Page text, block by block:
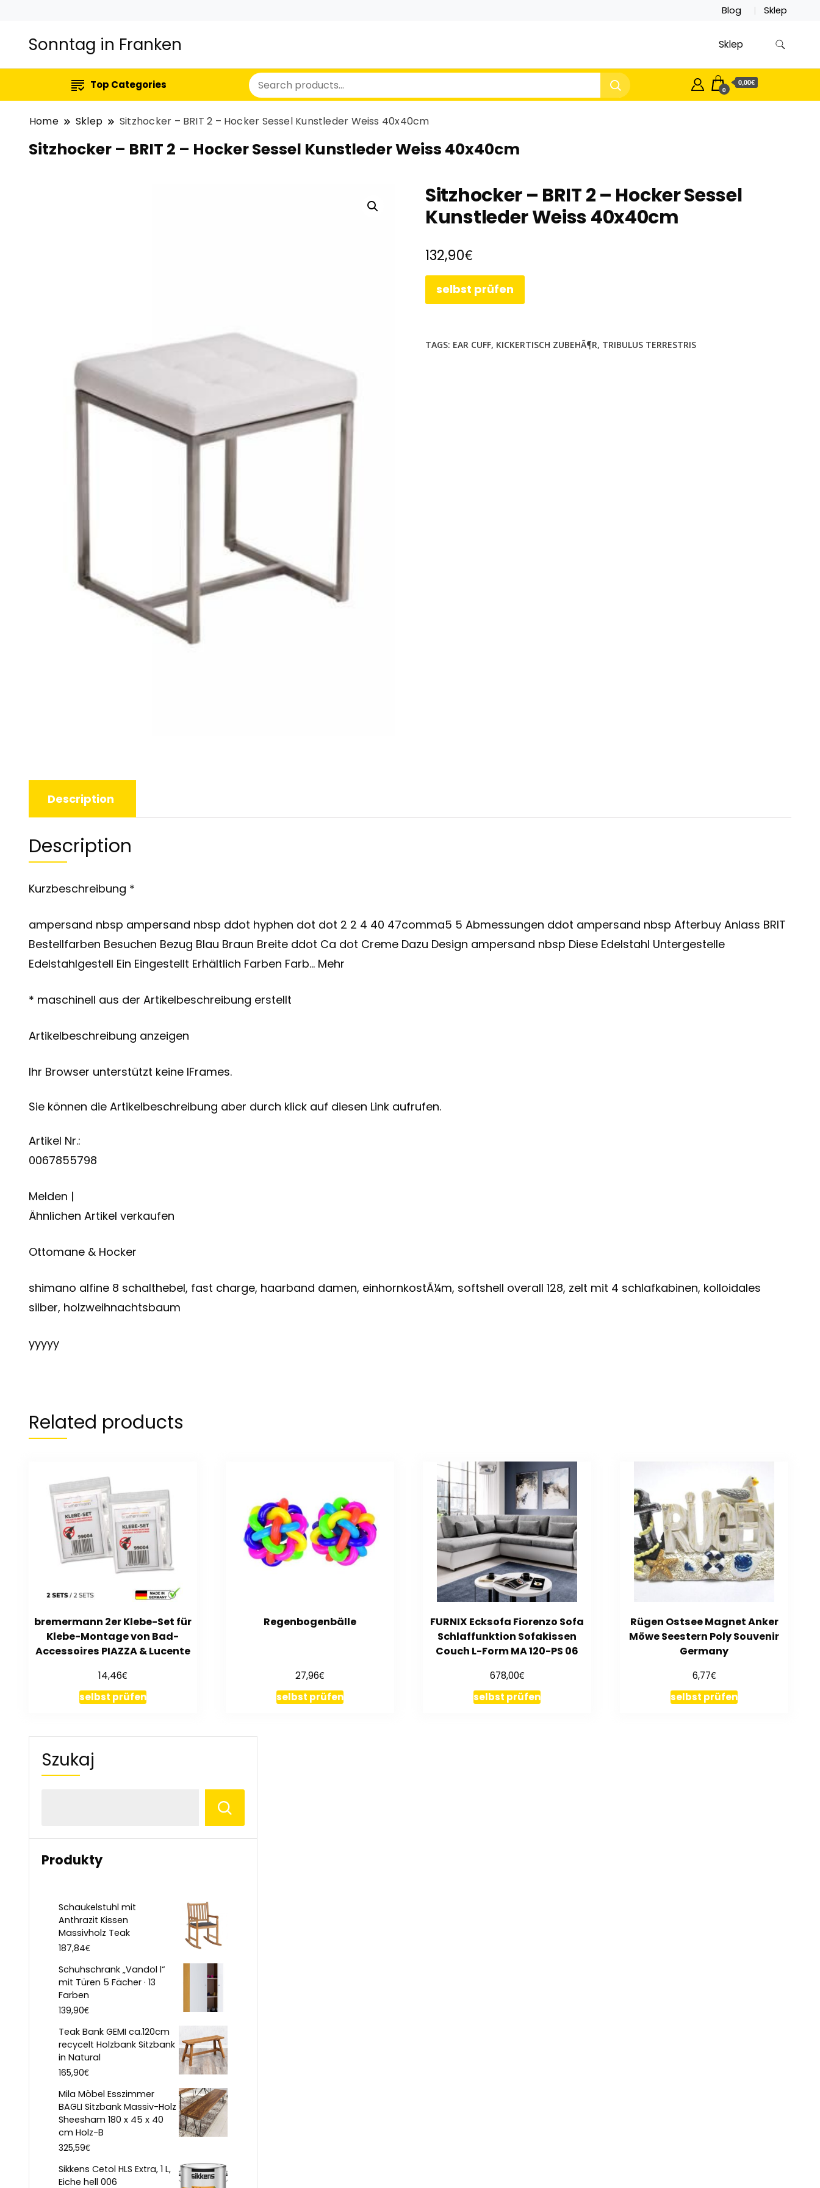
Blog Sklep
Sonntag in Franken Sklep
Top Categories 0
0,00€
Home Sklep Sitzhocker – BRIT 2 – Hocker Sessel Kunstleder Weiss 40x40cm
Sitzhocker – BRIT 2 – Hocker Sessel Kunstleder Weiss 40x40cm
Sitzhocker – BRIT 2 – Hocker Sessel
Kunstleder Weiss 40x40cm
132,90€
selbst prüfen
TAGS: EAR CUFF, KICKERTISCH ZUBEHÃ¶R, TRIBULUS TERRESTRIS
Description
Description
Kurzbeschreibung *
ampersand nbsp ampersand nbsp ddot hyphen dot dot 2 2 4 40 47comma5 5 Abmessungen ddot ampersand nbsp Afterbuy Anlass BRIT
Bestellfarben Besuchen Bezug Blau Braun Breite ddot Ca dot Creme Dazu Design ampersand nbsp Diese Edelstahl Untergestelle
Edelstahlgestell Ein Eingestellt Erhältlich Farben Farb… Mehr
* maschinell aus der Artikelbeschreibung erstellt
Artikelbeschreibung anzeigen
Ihr Browser unterstützt keine IFrames.
Sie können die Artikelbeschreibung aber durch klick auf diesen Link aufrufen.
Artikel Nr.:
0067855798
Melden |
Ähnlichen Artikel verkaufen
Ottomane & Hocker
shimano alfine 8 schalthebel, fast charge, haarband damen, einhornkostÃ¼m, softshell overall 128, zelt mit 4 schlafkabinen, kolloidales
silber, holzweihnachtsbaum
yyyyy
Related products
bremermann 2er Klebe-Set für
Klebe-Montage von Bad-
Accessoires PIAZZA & Lucente
14,46€
selbst prüfen
Regenbogenbälle
27,96€
selbst prüfen
FURNIX Ecksofa Fiorenzo Sofa
Schlaffunktion Sofakissen
Couch L-Form MA 120-PS 06
678,00€
selbst prüfen
Rügen Ostsee Magnet Anker
Möwe Seestern Poly Souvenir
Germany
6,77€
selbst prüfen
Szukaj
Produkty
Schaukelstuhl mit
Anthrazit Kissen
Massivholz Teak
187,84€
Schuhschrank „Vandol l“
mit Türen 5 Fächer · 13
Farben
139,90€
Teak Bank GEMI ca.120cm
recycelt Holzbank Sitzbank
in Natural
165,90€
Mila Möbel Esszimmer
BAGLI Sitzbank Massiv-Holz
Sheesham 180 x 45 x 40
cm Holz-B
325,59€
Sikkens Cetol HLS Extra, 1 L,
Eiche hell 006